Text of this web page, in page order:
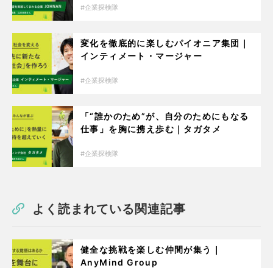
企業探検隊
変化を徹底的に楽しむパイオニア集団｜
インティメート・マージャー
企業探検隊
「“誰かのため”が、自分のためにもなる
仕事」を胸に携え歩む｜タガタメ
企業探検隊
よく読まれている関連記事
健全な挑戦を楽しむ仲間が集う｜
AnyMind Group